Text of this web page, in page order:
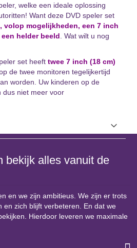
welke een ideale oplossing
Want deze DVD speler set
volop mogelijkheden, een 7 inch
helder beeld . Wat wilt u nog
set heeft twee 7 inch (18 cm)
op de twee monitoren tegelijkertijd
worden. Uw kinderen op de
dus niet meer voor
bekijk alles vanuit de
en we zijn ambitieus. We zijn er trots
en zich blijft verbeteren. En dat we
Hierdoor leveren we maximale